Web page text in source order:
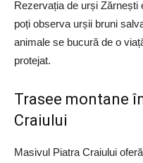
Rezervația de urși Zărnești
poți observa urșii bruni
animale se bucură de o
protejat.
Trasee montane
Craiului
Masivul Piatra Craiului